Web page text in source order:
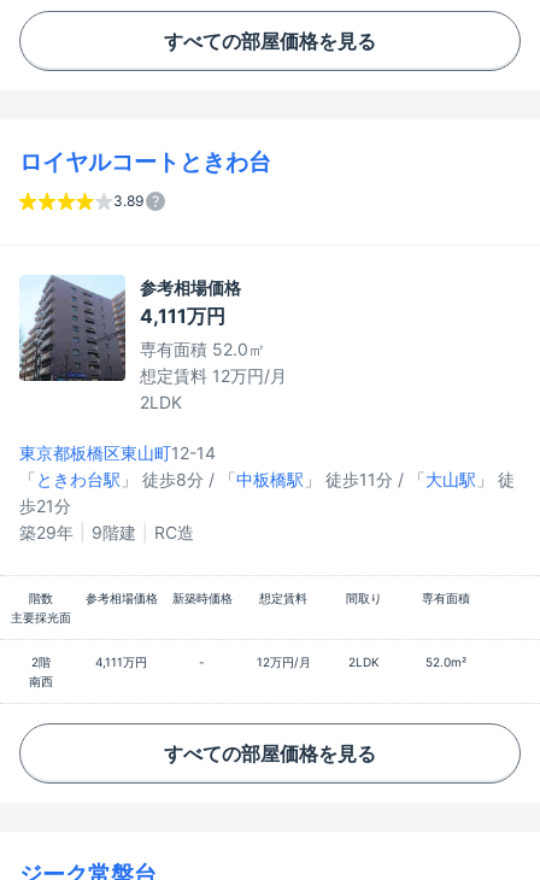
すべての部屋価格を見る
ロイヤルコートときわ台
3.89
参考相場価格
4,111万円
専有面積 52.0㎡
想定賃料 12万円/月
2LDK
東京都板橋区東山町12-14
「ときわ台駅 」 徒歩8分 / 「中板橋駅 」 徒歩11分 / 「大山駅 」 徒
歩21分
築29年
9階建 RC造
階数 参考相場価格 新築時価格 想定賃料 間取り
専有面積
主要採光面
2階 4,111万円 - 12万円/月 2LDK
52.0m²
南西
すべての部屋価格を見る
ジーク常盤台